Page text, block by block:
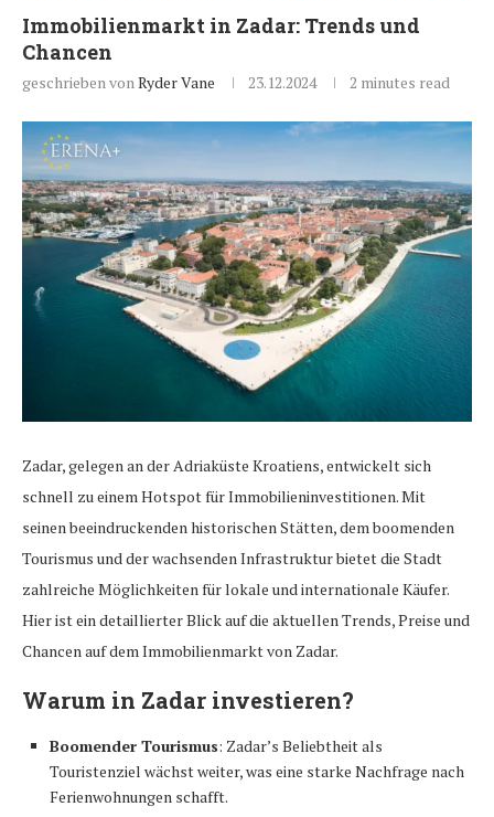
Immobilienmarkt in Zadar: Trends und
Chancen
geschrieben vonRyder Vane 23.12.2024 2 minutes read
Zadar, gelegen an der Adriaküste Kroatiens, entwickelt sich
schnell zu einem Hotspot für Immobilieninvestitionen. Mit
seinen beeindruckenden historischen Stätten, dem boomenden
Tourismus und der wachsenden Infrastruktur bietet die Stadt
zahlreiche Möglichkeiten für lokale und internationale Käufer.
Hier ist ein detaillierter Blick auf die aktuellen Trends, Preise und
Chancen auf dem Immobilienmarkt von Zadar.
Warum in Zadar investieren?
Boomender Tourismus: Zadar’s Beliebtheit als
Touristenziel wächst weiter, was eine starke Nachfrage nach
Ferienwohnungen schafft.